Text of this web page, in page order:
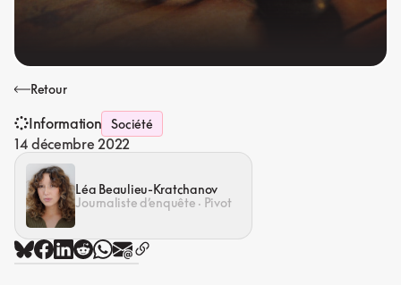
Retour
Information Société
14 décembre 2022
Léa Beaulieu-Kratchanov
Journaliste d’enquête · Pivot